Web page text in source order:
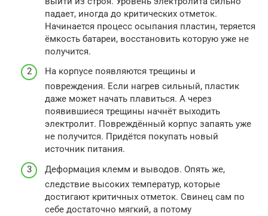
падает, иногда до критических отметок.
Начинается процесс осыпания пластин, теряется
ёмкость батареи, восстановить которую уже не
получится.
На корпусе появляются трещины и
повреждения. Если нагрев сильный, пластик
даже может начать плавиться. А через
появившиеся трещины начнёт выходить
электролит. Повреждённый корпус запаять уже
не получится. Придётся покупать новый
источник питания.
Деформация клемм и выводов. Опять же,
следствие высоких температур, которые
достигают критичных отметок. Свинец сам по
себе достаточно мягкий, а потому